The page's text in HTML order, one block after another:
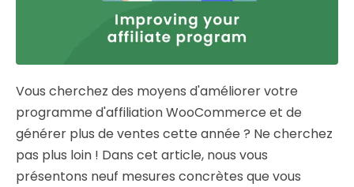
Vous cherchez des moyens d'améliorer votre
programme d'affiliation WooCommerce et de
générer plus de ventes cette année ? Ne cherchez
pas plus loin ! Dans cet article, nous vous
présentons neuf mesures concrètes que vous